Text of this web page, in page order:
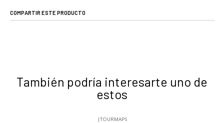
COMPARTIR ESTE PRODUCTO
También podría interesarte uno de
estos
|TOURMAPS